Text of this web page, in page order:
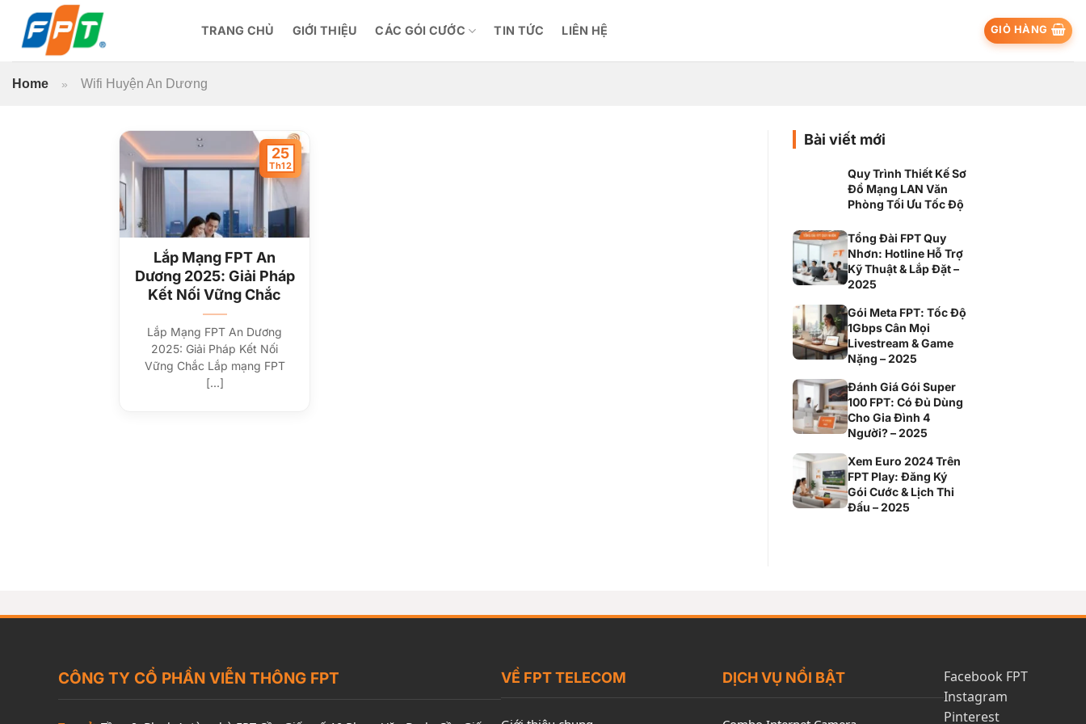
TRANG CHỦ GIỚI THIỆU CÁC GÓI CƯỚC TIN TỨC LIÊN HỆ GIỎ HÀNG
Home » Wifi Huyện An Dương
Lắp Mạng FPT An
Dương 2025: Giải Pháp
Kết Nối Vững Chắc
Lắp Mạng FPT An Dương
2025: Giải Pháp Kết Nối
Vững Chắc Lắp mạng FPT
[...]
25
Th12
Bài viết mới
Quy Trình Thiết Kế Sơ
Đồ Mạng LAN Văn
Phòng Tối Ưu Tốc Độ
Tổng Đài FPT Quy
Nhơn: Hotline Hỗ Trợ
Kỹ Thuật & Lắp Đặt –
2025
Gói Meta FPT: Tốc Độ
1Gbps Cân Mọi
Livestream & Game
Nặng – 2025
Đánh Giá Gói Super
100 FPT: Có Đủ Dùng
Cho Gia Đình 4
Người? – 2025
Xem Euro 2024 Trên
FPT Play: Đăng Ký
Gói Cước & Lịch Thi
Đấu – 2025
CÔNG TY CỔ PHẦN VIỄN THÔNG FPT VỀ FPT TELECOM DỊCH VỤ NỔI BẬT
Facebook FPT
Instagram
Pinterest